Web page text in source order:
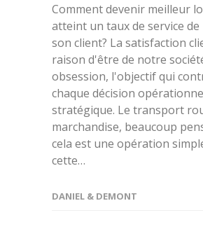
Comment devenir meilleur
atteint un taux de service de
son client? La satisfaction
raison d'être de notre
obsession, l'objectif qui
chaque décision
stratégique. Le transport
marchandise, beaucoup
cela est une opération
cette…
DANIEL & DEMONT